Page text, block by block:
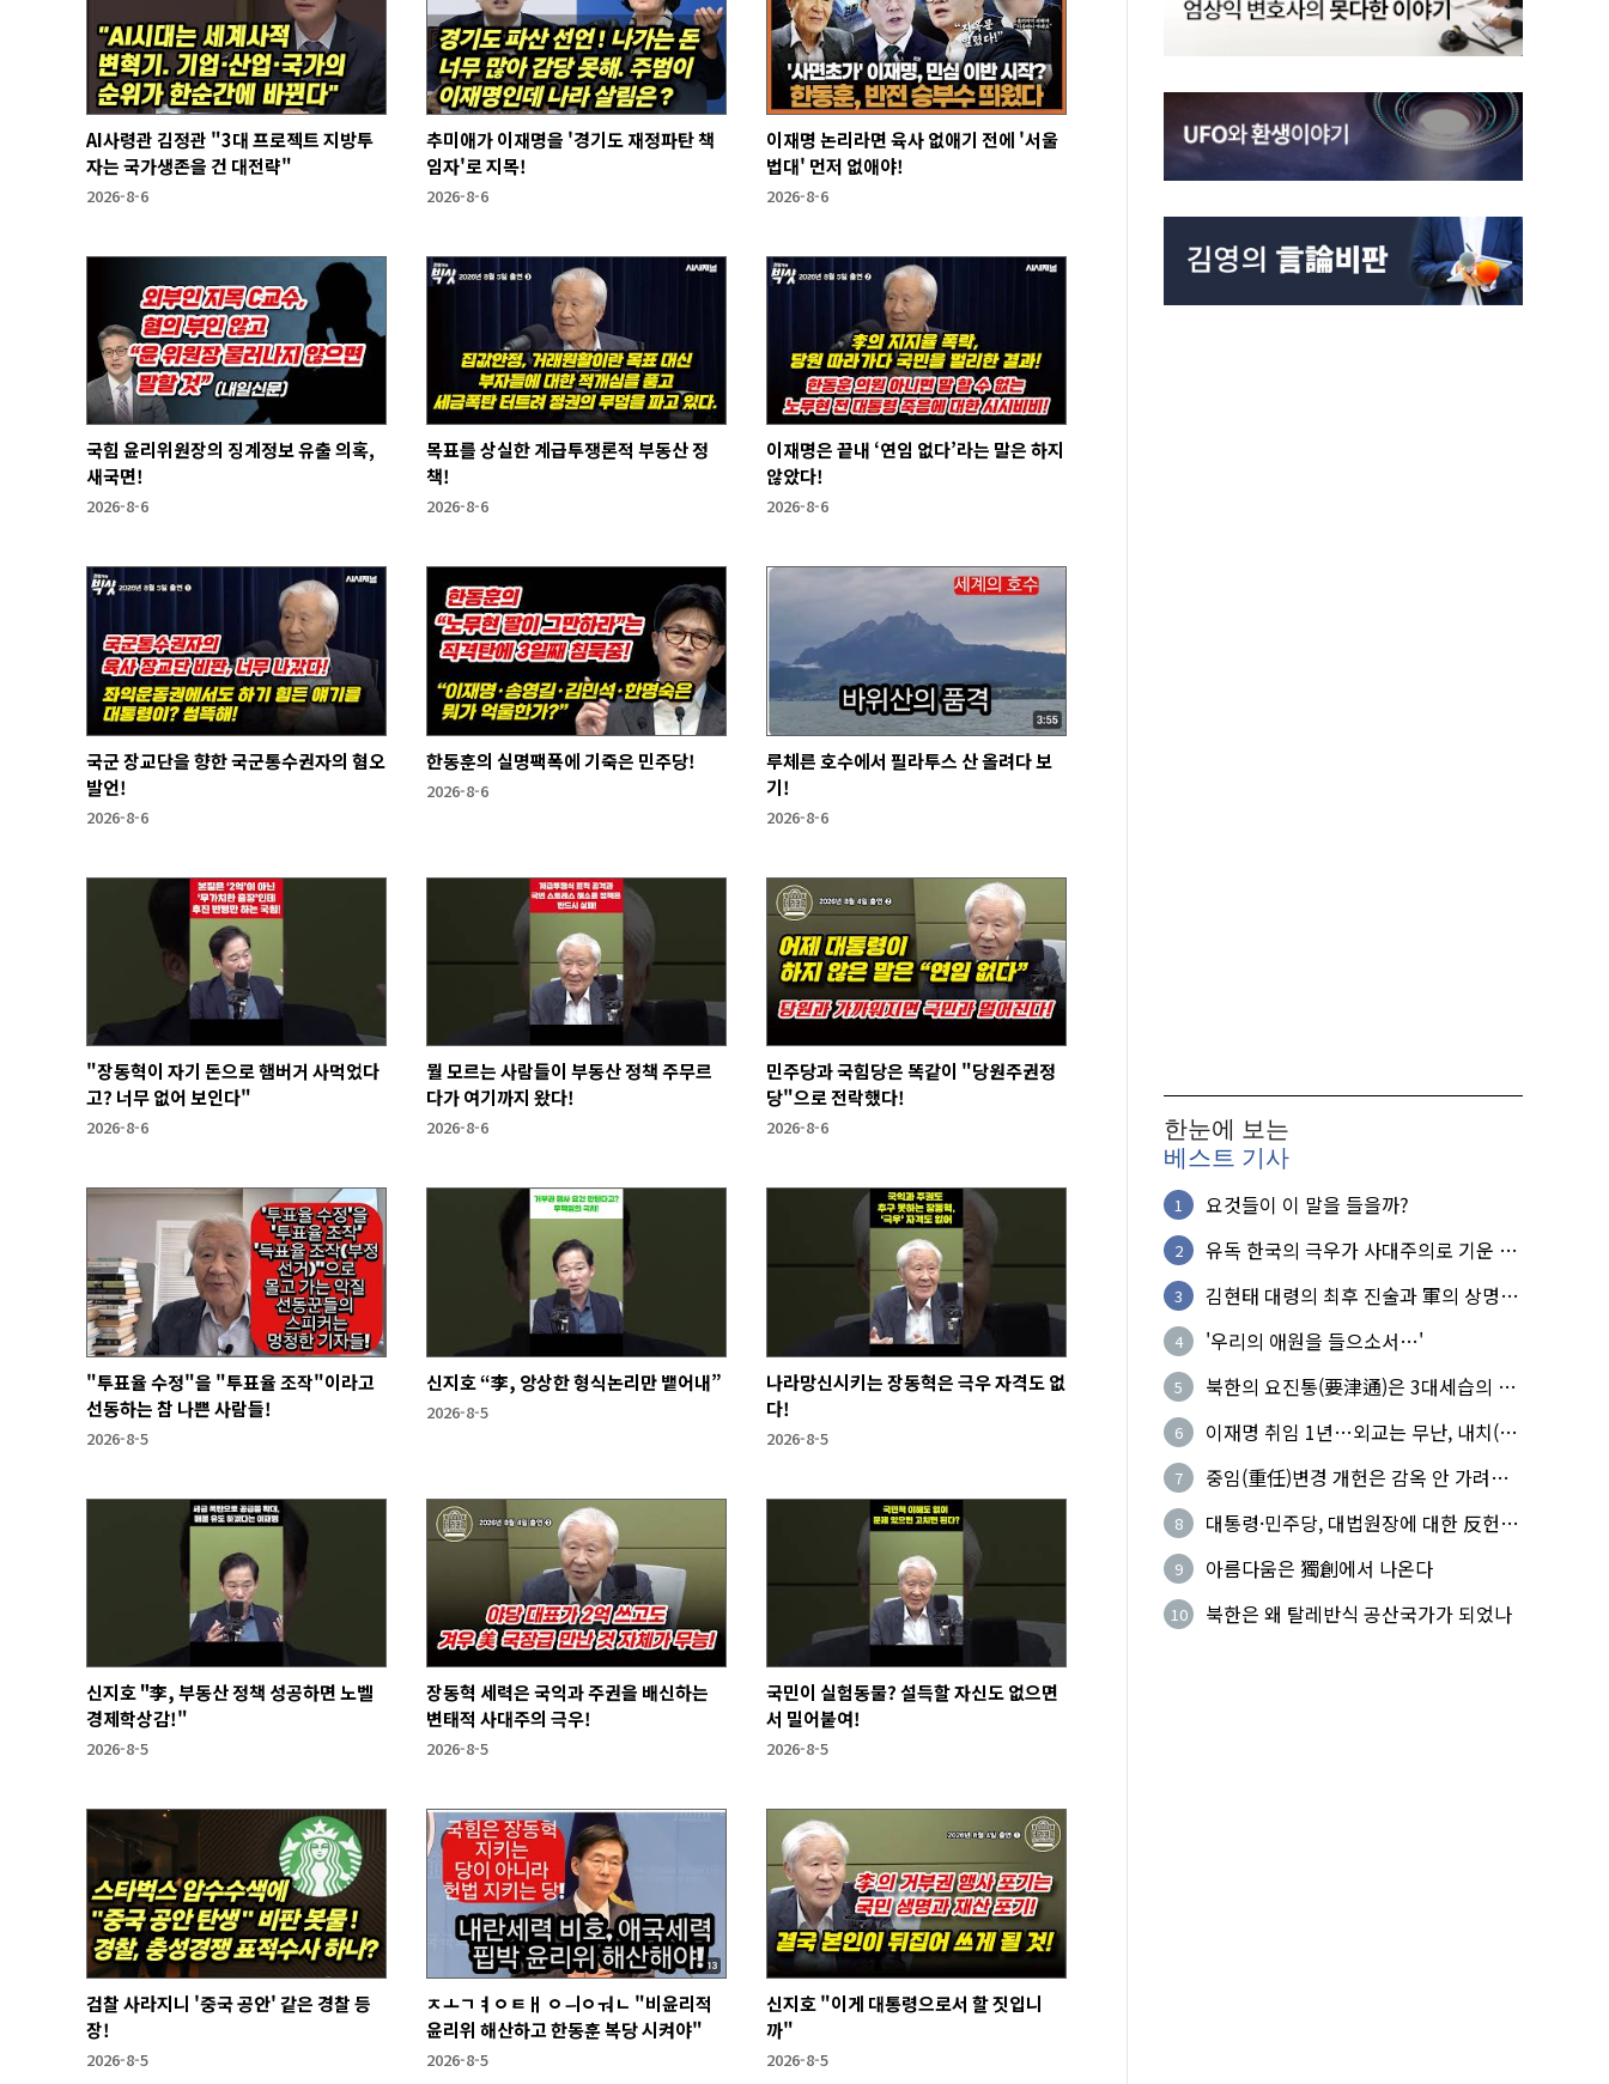
AI사령관 김정관 "3대 프로젝트 지방투
자는 국가생존을 건 대전략"
2026-8-6
추미애가 이재명을 '경기도 재정파탄 책
임자'로 지목!
2026-8-6
이재명 논리라면 육사 없애기 전에 '서울
법대' 먼저 없애야!
2026-8-6
국힘 윤리위원장의 징계정보 유출 의혹,
새국면!
2026-8-6
목표를 상실한 계급투쟁론적 부동산 정
책!
2026-8-6
이재명은 끝내 ‘연임 없다’라는 말은 하지
않았다!
2026-8-6
국군 장교단을 향한 국군통수권자의 혐오
발언!
2026-8-6
한동훈의 실명팩폭에 기죽은 민주당!
2026-8-6
루체른 호수에서 필라투스 산 올려다 보
기!
2026-8-6
"장동혁이 자기 돈으로 햄버거 사먹었다
고? 너무 없어 보인다"
2026-8-6
뭘 모르는 사람들이 부동산 정책 주무르
다가 여기까지 왔다!
2026-8-6
민주당과 국힘당은 똑같이 "당원주권정
당"으로 전락했다!
2026-8-6
"투표율 수정"을 "투표율 조작"이라고
선동하는 참 나쁜 사람들!
2026-8-5
신지호 “李, 앙상한 형식논리만 뱉어내”
2026-8-5
나라망신시키는 장동혁은 극우 자격도 없
다!
2026-8-5
신지호 "李, 부동산 정책 성공하면 노벨
경제학상감!"
2026-8-5
장동혁 세력은 국익과 주권을 배신하는
변태적 사대주의 극우!
2026-8-5
국민이 실험동물? 설득할 자신도 없으면
서 밀어붙여!
2026-8-5
검찰 사라지니 '중국 공안' 같은 경찰 등
장!
2026-8-5
ㅈㅗㄱㅕㅇㅌㅐ ㅇㅢㅇㅝㄴ "비윤리적
윤리위 해산하고 한동훈 복당 시켜야"
2026-8-5
신지호 "이게 대통령으로서 할 짓입니
까"
2026-8-5
한눈에 보는
베스트 기사
1 요것들이 이 말을 들을까?
2
유독 한국의 극우가 사대주의로 기운 이
3
김현태 대령의 최후 진술과 軍의 상명하
4 '우리의 애원을 들으소서…'
5
북한의 요진통(要津通)은 3대세습의 사
6
이재명 취임 1년…외교는 무난, 내치(內
7
중임(重任)변경 개헌은 감옥 안 가려는
8
대통령·민주당, 대법원장에 대한 反헌
9 아름다움은 獨創에서 나온다
10 북한은 왜 탈레반식 공산국가가 되었나